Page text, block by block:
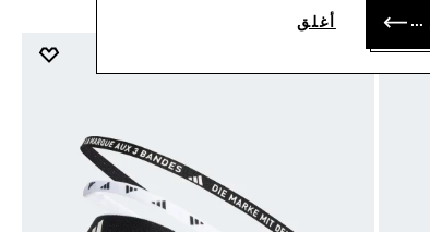
سجل الدخول أو انضم الآن أغلق